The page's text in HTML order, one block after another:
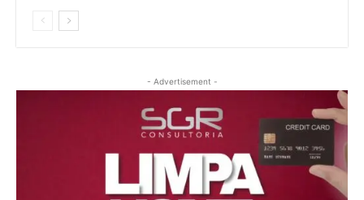
- Advertisement -